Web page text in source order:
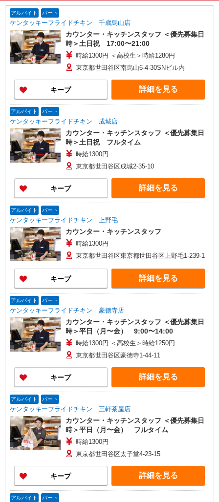
アルバイト パート
ケンタッキーフライドチキン 千歳烏山店
カウンター・キッチンスタッフ ＜優先募集日
時＞土日祝 17:00〜21:00
時給1300円 ＜高校生＞時給1280円
東京都世田谷区南烏山6-4-30SNビル内
キープ 詳細を見る
アルバイト パート
ケンタッキーフライドチキン 成城店
カウンター・キッチンスタッフ ＜優先募集日
時＞土日祝 フルタイム
時給1300円
東京都世田谷区成城2-35-10
キープ 詳細を見る
アルバイト パート
ケンタッキーフライドチキン 上野毛
カウンター・キッチンスタッフ
時給1300円
東京都世田谷区東京都世田谷区上野毛1-239-1
キープ 詳細を見る
アルバイト パート
ケンタッキーフライドチキン 豪徳寺店
カウンター・キッチンスタッフ ＜優先募集日
時＞平日（月〜金） 9:00〜14:00
時給1300円 ＜高校生＞時給1250円
東京都世田谷区豪徳寺1-44-11
キープ 詳細を見る
アルバイト パート
ケンタッキーフライドチキン 三軒茶屋店
カウンター・キッチンスタッフ ＜優先募集日
時＞平日（月〜金） フルタイム
時給1300円
東京都世田谷区太子堂4-23-15
キープ 詳細を見る
アルバイト パート